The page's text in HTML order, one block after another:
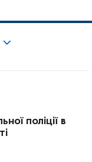
поліції в